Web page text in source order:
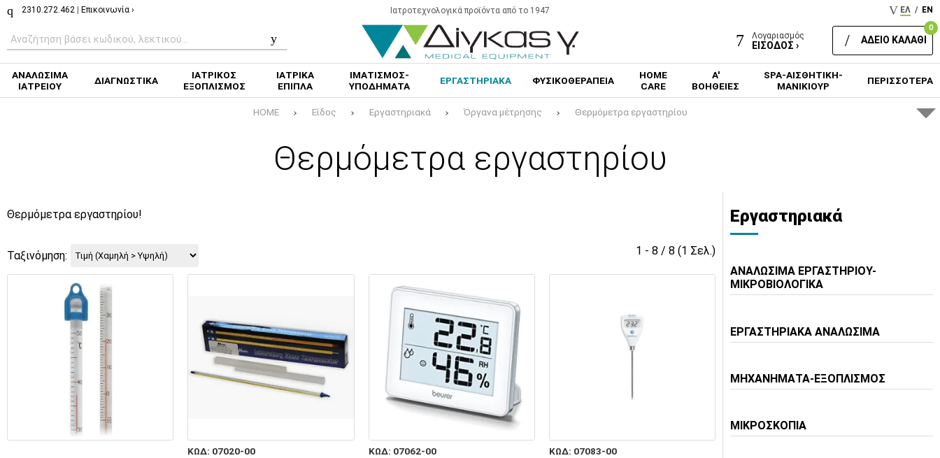
2310.272.462 Επικοινωνία › Ιατροτεχνολογικά προϊόντα από το 1947 ΕΛ / EN
Λογαριασμός
ΕΙΣΟΔΟΣ ›
0
ΑΔΕΙΟ ΚΑΛΑΘΙ
ΑΝΑΛΩΣΙΜΑ
ΙΑΤΡΕΙΟΥ
ΔΙΑΓΝΩΣΤΙΚΑ
ΙΑΤΡΙΚΟΣ
ΕΞΟΠΛΙΣΜΟΣ
ΙΑΤΡΙΚΑ
ΕΠΙΠΛΑ
ΙΜΑΤΙΣΜΟΣ-
ΥΠΟΔΗΜΑΤΑ
ΕΡΓΑΣΤΗΡΙΑΚΑ ΦΥΣΙΚΟΘΕΡΑΠΕΙΑ
HOME
CARE
Α'
ΒΟΗΘΕΙΕΣ
SPA-ΑΙΣΘΗΤΙΚΗ-
ΜΑΝΙΚΙΟΥΡ
ΠΕΡΙΣΣΟΤΕΡΑ
HOME Είδος Εργαστηριακά Όργανα μέτρησης Θερμόμετρα εργαστηρίου
Θερμόμετρα εργαστηρίου
Θερμόμετρα εργαστηρίου!
Ταξινόμηση: 1 - 8 / 8 (1 Σελ.)
ΚΩΔ: 07020-00 ΚΩΔ: 07062-00 ΚΩΔ: 07083-00
Εργαστηριακά
ΑΝΑΛΩΣΙΜΑ ΕΡΓΑΣΤΗΡΙΟΥ-
ΜΙΚΡΟΒΙΟΛΟΓΙΚΑ
ΕΡΓΑΣΤΗΡΙΑΚΑ ΑΝΑΛΩΣΙΜΑ
ΜΗΧΑΝΗΜΑΤΑ-ΕΞΟΠΛΙΣΜΟΣ
ΜΙΚΡΟΣΚΟΠΙΑ